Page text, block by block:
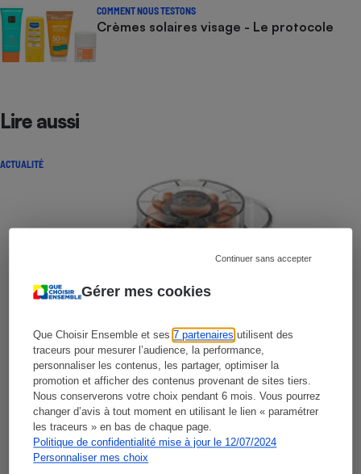
Gérer mes cookies
Que Choisir Ensemble et ses7 partenaires utilisent des
traceurs pour mesurer l’audience, la performance,
personnaliser les contenus, les partager, optimiser la
promotion et afficher des contenus provenant de sites tiers.
Nous conserverons votre choix pendant 6 mois. Vous pourrez
changer d’avis à tout moment en utilisant le lien « paramétrer
les traceurs » en bas de chaque page.
Politique de confidentialité mise à jour le 12/07/2024
Personnaliser mes choix
Continuer sans accepter
COMMENT NOUS TESTONS
Crèmes solaires visage - Le protocole
Lire aussi
ACTUALITÉ